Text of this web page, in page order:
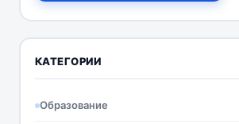
КАТЕГОРИИ
Образование